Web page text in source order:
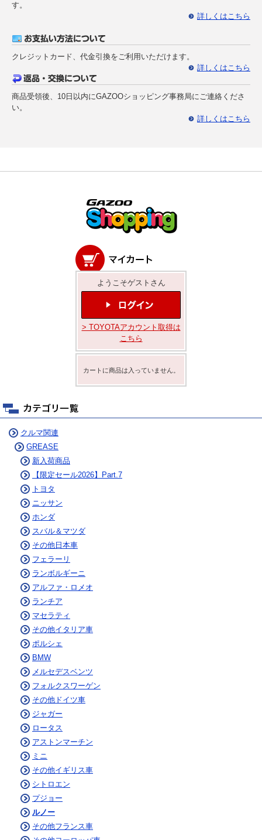
す。
詳しくはこちら
クレジットカード、代金引換をご利用いただけます。
詳しくはこちら
商品受領後、10日以内にGAZOOショッピング事務局にご連絡くださ
い。
詳しくはこちら
ようこそゲストさん
> TOYOTAアカウント取得は
こちら
カートに商品は入っていません。
クルマ関連
GREASE
新入荷商品
【限定セール2026】Part.7
トヨタ
ニッサン
ホンダ
スバル＆マツダ
その他日本車
フェラーリ
ランボルギーニ
アルファ・ロメオ
ランチア
マセラティ
その他イタリア車
ポルシェ
BMW
メルセデスベンツ
フォルクスワーゲン
その他ドイツ車
ジャガー
ロータス
アストンマーチン
ミニ
その他イギリス車
シトロエン
プジョー
ルノー
その他フランス車